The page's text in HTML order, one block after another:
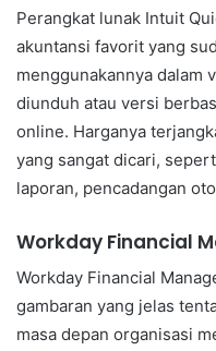
Perangkat lunak Intuit
akuntansi favorit yang
menggunakannya dalam
diunduh atau versi
online. Harganya
yang sangat dicari,
laporan, pencadangan
Workday Financial
Workday Financial
gambaran yang jelas
masa depan organisasi